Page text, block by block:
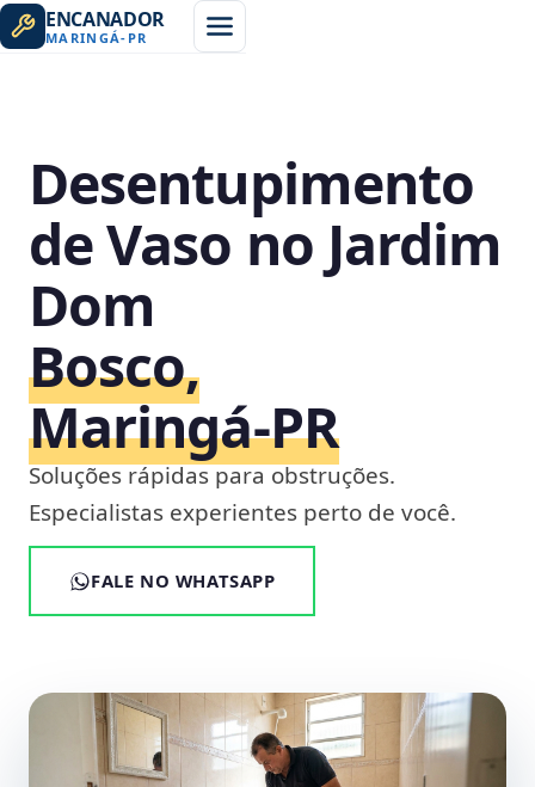
ENCANADOR
MARINGÁ- PR
Desentupimento
de Vaso no Jardim
Dom
Bosco,
Maringá‑PR
Soluções rápidas para obstruções.
Especialistas experientes perto de você.
FALE NO WHATSAPP